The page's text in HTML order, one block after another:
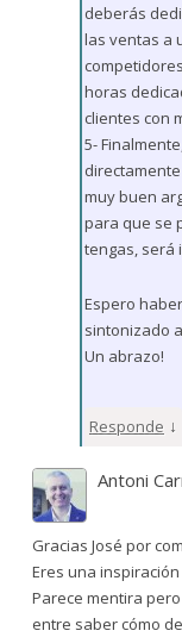
deberás
las ventas a
horas
clientes con
5-
muy buen
para que se
tengas, será
Espero
sintonizado
Un abrazo!
Responde ↓
Antoni
Gracias José por
Eres una
Parece mentira
entre saber cómo